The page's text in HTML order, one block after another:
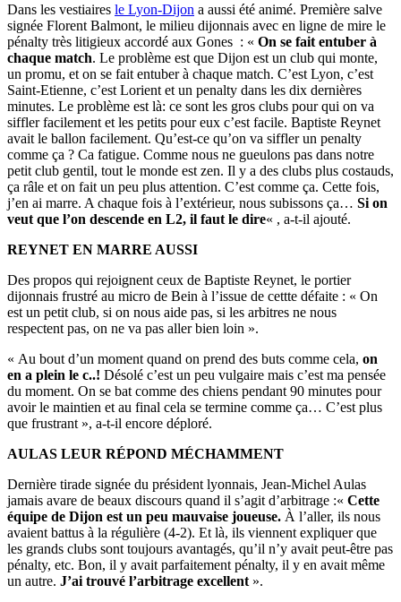
Dans les vestiaires le Lyon-Dijon a aussi été animé. Première salve
signée Florent Balmont, le milieu dijonnais avec en ligne de mire le
pénalty très litigieux accordé aux Gones : « On se fait entuber à
chaque match. Le problème est que Dijon est un club qui monte,
un promu, et on se fait entuber à chaque match. C’est Lyon, c’est
Saint-Etienne, c’est Lorient et un penalty dans les dix dernières
minutes. Le problème est là: ce sont les gros clubs pour qui on va
siffler facilement et les petits pour eux c’est facile. Baptiste Reynet
avait le ballon facilement. Qu’est-ce qu’on va siffler un penalty
comme ça ? Ca fatigue. Comme nous ne gueulons pas dans notre
petit club gentil, tout le monde est zen. Il y a des clubs plus costauds,
ça râle et on fait un peu plus attention. C’est comme ça. Cette fois,
j’en ai marre. A chaque fois à l’extérieur, nous subissons ça… Si on
veut que l’on descende en L2, il faut le dire« , a-t-il ajouté.
REYNET EN MARRE AUSSI
Des propos qui rejoignent ceux de Baptiste Reynet, le portier
dijonnais frustré au micro de Bein à l’issue de cettte défaite : « On
est un petit club, si on nous aide pas, si les arbitres ne nous
respectent pas, on ne va pas aller bien loin ».
« Au bout d’un moment quand on prend des buts comme cela, on
en a plein le c..! Désolé c’est un peu vulgaire mais c’est ma pensée
du moment. On se bat comme des chiens pendant 90 minutes pour
avoir le maintien et au final cela se termine comme ça… C’est plus
que frustrant », a-t-il encore déploré.
AULAS LEUR RÉPOND MÉCHAMMENT
Dernière tirade signée du président lyonnais, Jean-Michel Aulas
jamais avare de beaux discours quand il s’agit d’arbitrage :« Cette
équipe de Dijon est un peu mauvaise joueuse. À l’aller, ils nous
avaient battus à la régulière (4-2). Et là, ils viennent expliquer que
les grands clubs sont toujours avantagés, qu’il n’y avait peut-être pas
pénalty, etc. Bon, il y avait parfaitement pénalty, il y en avait même
un autre. J’ai trouvé l’arbitrage excellent ».